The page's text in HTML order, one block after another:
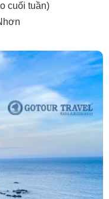
cuối tuần)